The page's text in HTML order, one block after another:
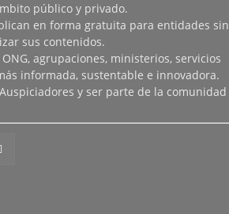
público y privado.
en forma gratuita para entidades sin
sus contenidos.
agrupaciones, ministerios, servicios
informada, sustentable e innovadora.
y ser parte de la comunidad